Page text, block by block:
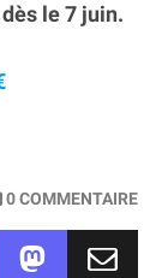
le 7 juin.
0COMMENTAIRE